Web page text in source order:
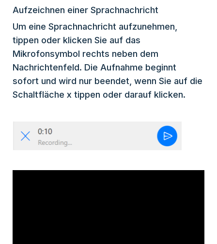
Aufzeichnen einer Sprachnachricht
Um eine Sprachnachricht aufzunehmen,
tippen oder klicken Sie auf das
Mikrofonsymbol rechts neben dem
Nachrichtenfeld. Die Aufnahme beginnt
sofort und wird nur beendet, wenn Sie auf die
Schaltfläche x tippen oder darauf klicken.